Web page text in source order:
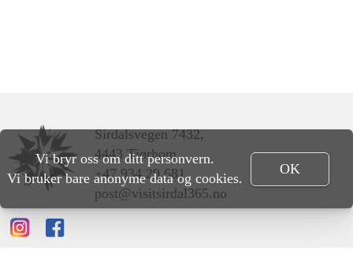
Sirdalsvegen 7432,
4443 Tjørhom
+47 934 29 681
post@visitsirdal365.no
Vi bryr oss om ditt personvern.
Vi bruker bare anonyme data og cookies.
OK